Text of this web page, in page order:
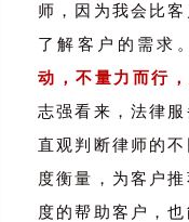
师，因为我会比
了解客户的需求
动，不量力而行
志强看来，法律
直观判断律师的
度衡量，为客户
度的帮助客户，